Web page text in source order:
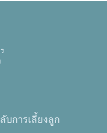
บการเลี้ยงลูก